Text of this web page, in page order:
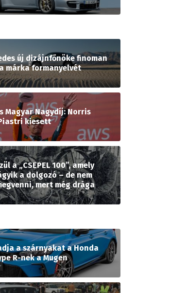
új dizájnfőnöke finoman
márka formanyelvét
Magyar Nagydíj: Norris
kiesett
a „CSEPEL 100”, amely
a dolgozó – de nem
mert még drága
a szárnyakat a Honda
R-nek a Mugen